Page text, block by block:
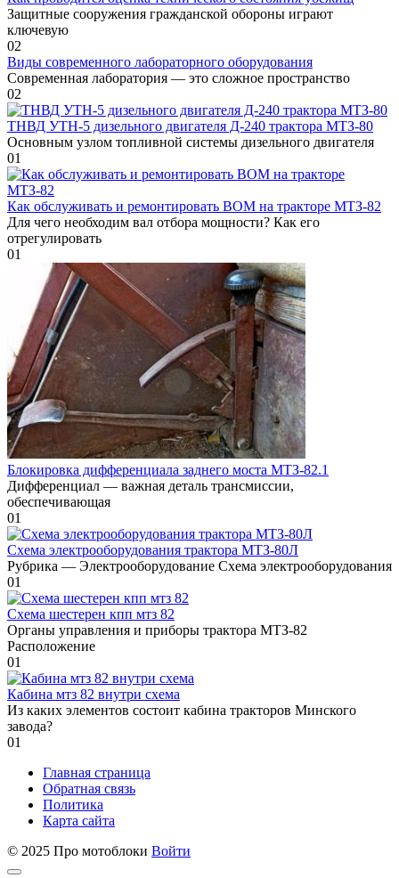
Защитные сооружения гражданской обороны играют
ключевую
02
Виды современного лабораторного оборудования
Современная лаборатория — это сложное пространство
02
ТНВД УТН-5 дизельного двигателя Д-240 трактора МТЗ-80
Основным узлом топливной системы дизельного двигателя
01
Как обслуживать и ремонтировать ВОМ на тракторе МТЗ-82
Для чего необходим вал отбора мощности? Как его
отрегулировать
01
Блокировка дифференциала заднего моста МТЗ-82.1
Дифференциал — важная деталь трансмиссии,
обеспечивающая
01
Схема электрооборудования трактора МТЗ-80Л
Рубрика — Электрооборудование Схема электрооборудования
01
Схема шестерен кпп мтз 82
Органы управления и приборы трактора МТЗ-82
Расположение
01
Кабина мтз 82 внутри схема
Из каких элементов состоит кабина тракторов Минского
завода?
01
Главная страница
Обратная связь
Политика
Карта сайта
© 2025 Про мотоблоки Войти